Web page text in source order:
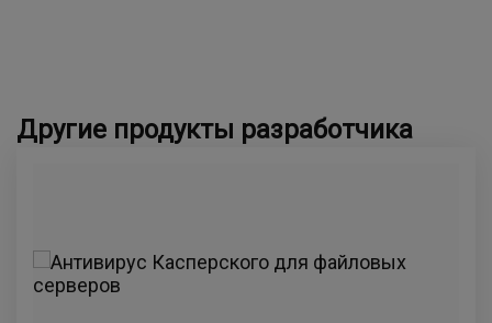
Другие продукты разработчика